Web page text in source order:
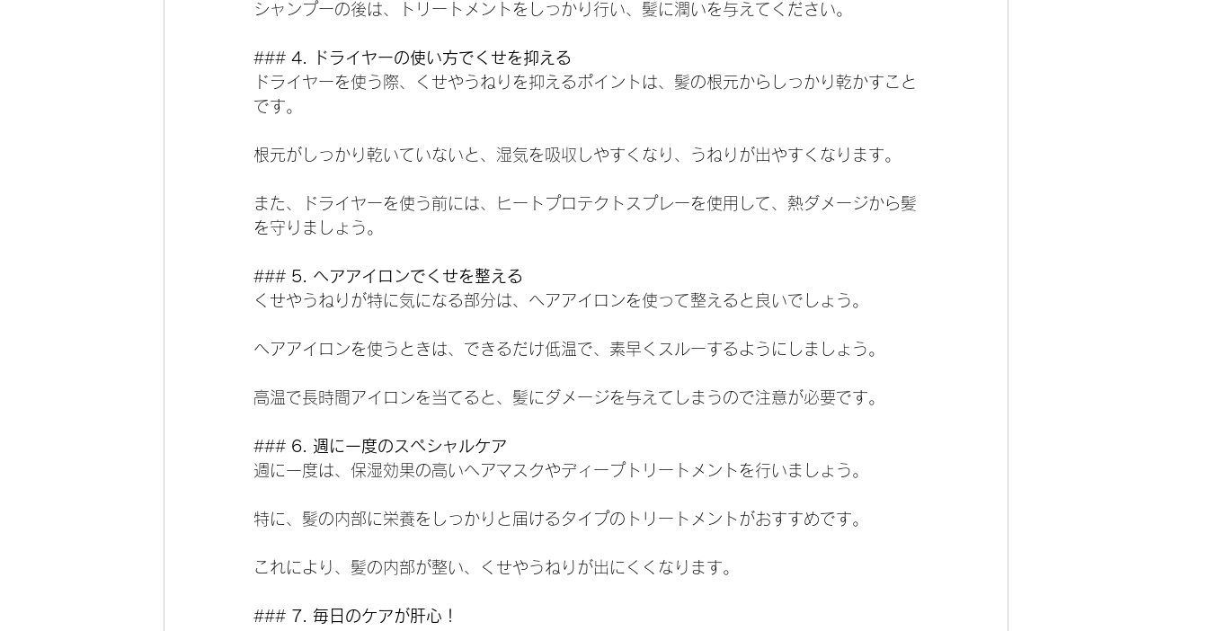
シャンプーの後は、トリートメントをしっかり行い、髪に潤いを与えてください。
### 4. ドライヤーの使い方でくせを抑える
ドライヤーを使う際、くせやうねりを抑えるポイントは、髪の根元からしっかり乾かすこと
です。
根元がしっかり乾いていないと、湿気を吸収しやすくなり、うねりが出やすくなります。
また、ドライヤーを使う前には、ヒートプロテクトスプレーを使用して、熱ダメージから髪
を守りましょう。
### 5. ヘアアイロンでくせを整える
くせやうねりが特に気になる部分は、ヘアアイロンを使って整えると良いでしょう。
ヘアアイロンを使うときは、できるだけ低温で、素早くスルーするようにしましょう。
高温で長時間アイロンを当てると、髪にダメージを与えてしまうので注意が必要です。
### 6. 週に一度のスペシャルケア
週に一度は、保湿効果の高いヘアマスクやディープトリートメントを行いましょう。
特に、髪の内部に栄養をしっかりと届けるタイプのトリートメントがおすすめです。
これにより、髪の内部が整い、くせやうねりが出にくくなります。
### 7. 毎日のケアが肝心！